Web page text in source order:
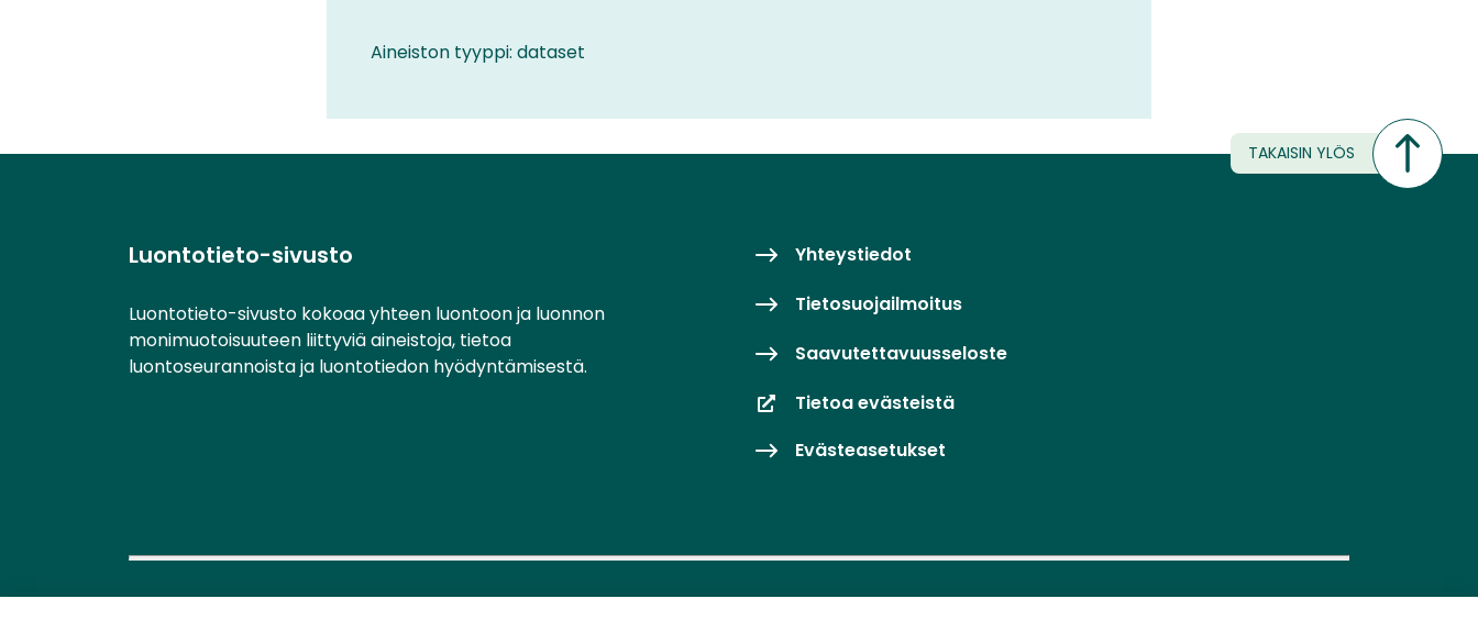
Aineiston tyyppi: dataset
TAKAISIN YLÖS
Luontotieto-sivusto
Luontotieto-sivusto kokoaa yhteen luontoon ja luonnon
monimuotoisuuteen liittyviä aineistoja, tietoa
luontoseurannoista ja luontotiedon hyödyntämisestä.
Yhteystiedot
Tietosuojailmoitus
Saavutettavuusseloste
Tietoa evästeistä
Evästeasetukset